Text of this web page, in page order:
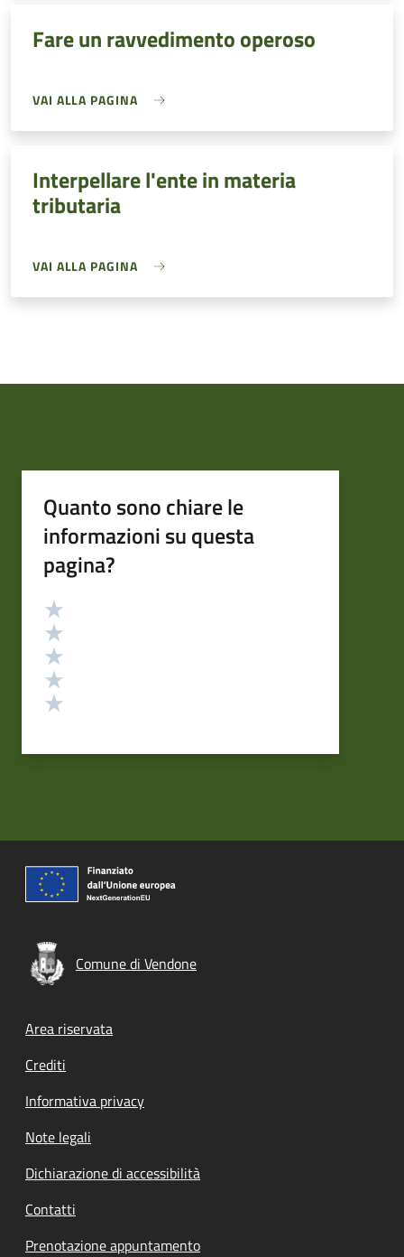
Fare un ravvedimento operoso
VAI ALLA PAGINA
Interpellare l'ente in materia
tributaria
VAI ALLA PAGINA
Quanto sono chiare le
informazioni su questa
pagina?
Valutazione
Comune di Vendone
Footer menu
Area riservata
Crediti
Informativa privacy
Note legali
Dichiarazione di accessibilità
Contatti
Prenotazione appuntamento